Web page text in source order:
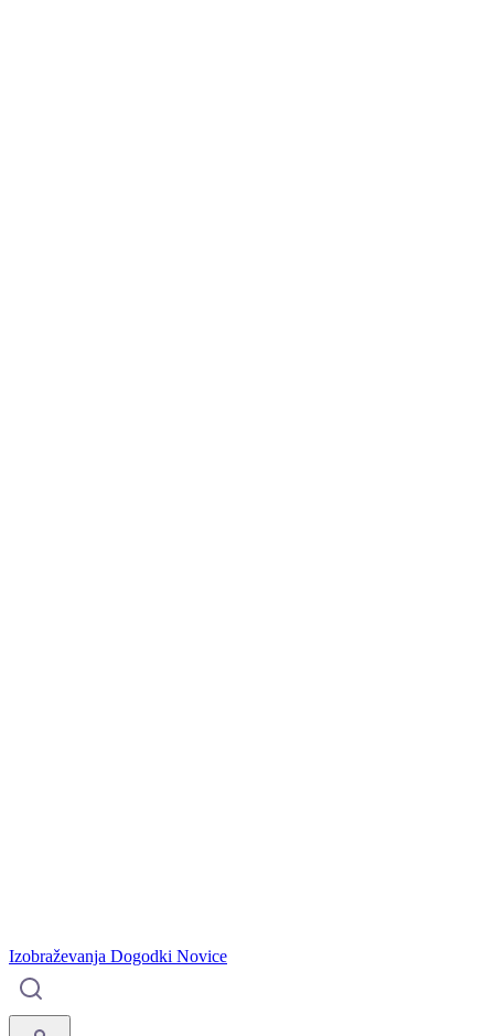
Izobraževanja Dogodki Novice